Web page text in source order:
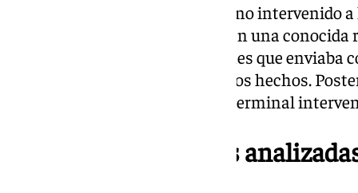
En un primer análisis del teléfono intervenido
cuentas utilizadas por aquella en una
víctimas, además de las imágenes que
era efectivamente la autora de los hechos.
realizó un volcado de datos del terminal
3.500 conversaciones